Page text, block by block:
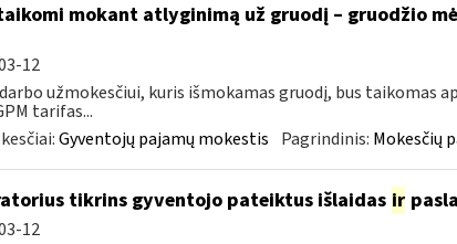
mokant atlyginimą už gruodį – gruodžio
12
užmokesčiui, kuris išmokamas gruodį, bus taikomas
tarifas...
Gyventojų pajamų mokestis Pagrindinis: Mokesčių
tikrins gyventojo pateiktus išlaidas ir
12